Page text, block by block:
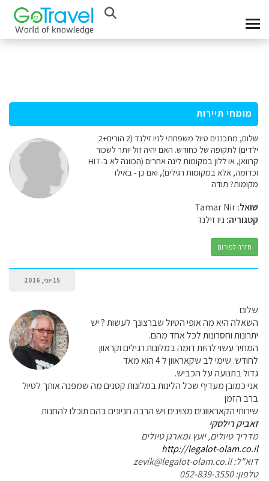
מומחי תיירות
שלום, מתכננים טיול משפחתי לניו זילנד (2 הורים+2
ילדים) לתקופה של כחודש. האם יהיה זול יותר לשכור
קרוואן, או ללון במקומות לינה אחרים (הכוונה לא ב-HIT
וכדומה, אלא במקומות רגילים), ואם כן - באילו
מקומות? תודה
שואל:
קטגוריה: ניו זילנד
חזרה לפורום
15 יוני, 2016
שלום
השאלה היא מה אופי הטיול שברצונך לעשות ? יש
יתרונות וחסרונות לכל אחד מהם.
המחיר עשוי להיות דומה במלונות רגילים וקראוון
לחודש. שימי לב שקאראוון ל 4 הוא מאד
גדול בתנועה על הכביש.
אני כמובן מעדיף שכל הלינות במלונות קטנים מה שמפנה אותך לטיול
ברב הזמן
שירותי הקאראוונים מצוינים ויש הרבה חניונים בהם תוכלו להחנות
זאביק רילסקי
מדריך טיולים, יועץ ומארגן טיולים
http://legalot-olam.co.il
דוא"ל: zevik@legalot-olam.co.il
טלפון: 052-839-3550